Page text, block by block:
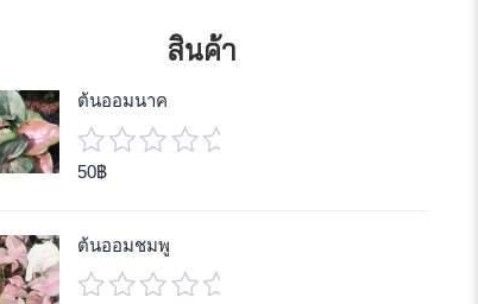
สินค้า
ต้นออมนาค
0
of
5
50฿
ต้นออมชมพู